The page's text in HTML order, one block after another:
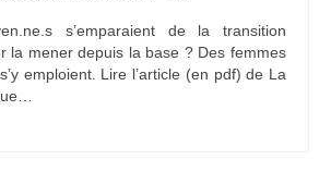
s’emparaient de la transition
la mener depuis la base ? Des femmes
emploient. Lire l’article (en pdf) de La